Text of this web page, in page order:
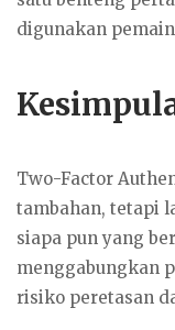
digunakan
Two-Factor
tambahan, tetapi
siapa pun yang
menggabungkan
risiko peretasan